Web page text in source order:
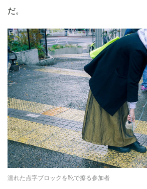
だ。
濡れた点字ブロックを靴で擦る参加者